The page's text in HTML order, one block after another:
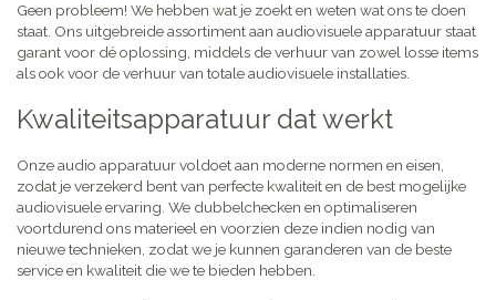
Geen probleem! We hebben wat je zoekt en weten wat ons te doen
staat. Ons uitgebreide assortiment aan audiovisuele apparatuur staat
garant voor dé oplossing, middels de verhuur van zowel losse items
als ook voor de verhuur van totale audiovisuele installaties.
Kwaliteitsapparatuur dat werkt
Onze audio apparatuur voldoet aan moderne normen en eisen,
zodat je verzekerd bent van perfecte kwaliteit en de best mogelijke
audiovisuele ervaring. We dubbelchecken en optimaliseren
voortdurend ons materieel en voorzien deze indien nodig van
nieuwe technieken, zodat we je kunnen garanderen van de beste
service en kwaliteit die we te bieden hebben.